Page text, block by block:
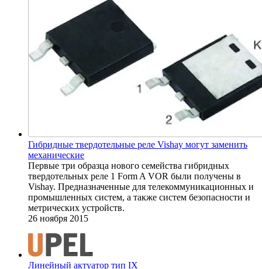
Гибридные твердотельные реле Vishay могут заменить
механические
Первые три образца нового семейства гибридных
твердотельных реле 1 Form A VOR были получены в
Vishay. Предназначенные для телекоммуникационных и
промышленных систем, а также систем безопасности и
метрических устройств.
26 ноября 2015
Линейный актуатор тип IX